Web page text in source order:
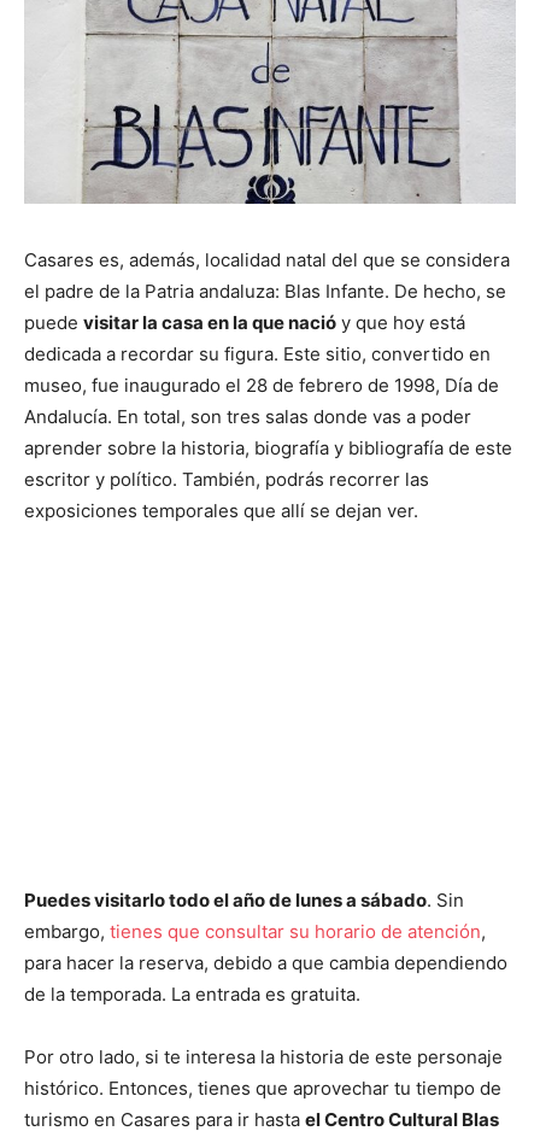
Casares es, además, localidad natal del que se considera
el padre de la Patria andaluza: Blas Infante. De hecho, se
puede visitar la casa en la que nació y que hoy está
dedicada a recordar su figura. Este sitio, convertido en
museo, fue inaugurado el 28 de febrero de 1998, Día de
Andalucía. En total, son tres salas donde vas a poder
aprender sobre la historia, biografía y bibliografía de este
escritor y político. También, podrás recorrer las
exposiciones temporales que allí se dejan ver.
Puedes visitarlo todo el año de lunes a sábado. Sin
embargo, tienes que consultar su horario de atención,
para hacer la reserva, debido a que cambia dependiendo
de la temporada. La entrada es gratuita.
Por otro lado, si te interesa la historia de este personaje
histórico. Entonces, tienes que aprovechar tu tiempo de
turismo en Casares para ir hasta el Centro Cultural Blas